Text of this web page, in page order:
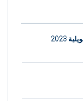
2023